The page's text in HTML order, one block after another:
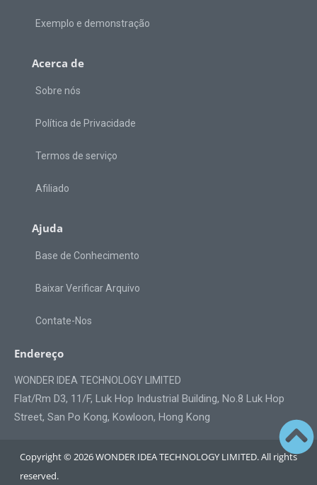
Exemplo e demonstração
Acerca de
Sobre nós
Política de Privacidade
Termos de serviço
Afiliado
Ajuda
Base de Conhecimento
Baixar Verificar Arquivo
Contate-Nos
Endereço
WONDER IDEA TECHNOLOGY LIMITED
Flat/Rm D3, 11/F, Luk Hop Industrial Building, No.8 Luk Hop
Street, San Po Kong, Kowloon, Hong Kong
Copyright © 2026 WONDER IDEA TECHNOLOGY LIMITED. All rights
reserved.